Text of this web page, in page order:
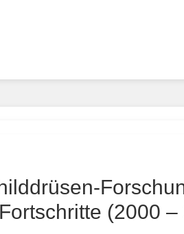
(2000 –